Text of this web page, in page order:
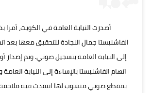
أصدرت النيابة العامة في الكويت، أمرا
الفاشنيستا جمال النجادة للتحقيق معها بعد
إلى النيابة العامة بتسجيل صوتي. وتم إصدار
اتهام الفاشنيستا بالإساءة إلى النيابة العامة
بمقطع صوتي منسوب لها انتقدت فيه ملاحقة